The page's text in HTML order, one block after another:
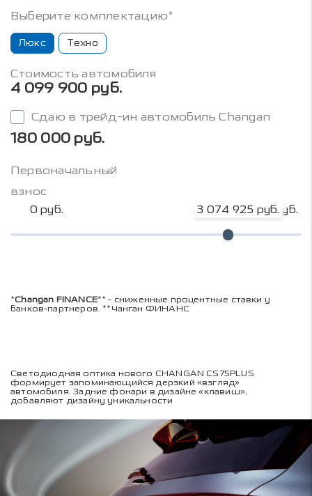
Выберите комплектацию*
Люкс Техно
Стоимость автомобиля
4 099 900 руб.
Сдаю в трейд-ин автомобиль Changan
180 000 руб.
Первоначальный
взнос
0 руб. 3 074 925 руб.
4 099 900 руб.
*Changan FINANCE** - сниженные процентные ставки у
банков-партнеров. **Чанган ФИНАНС
Светодиодная оптика нового CHANGAN CS75PLUS
формирует запоминающийся дерзкий «взгляд»
автомобиля. Задние фонари в дизайне «клавиш»,
добавляют дизайну уникальности